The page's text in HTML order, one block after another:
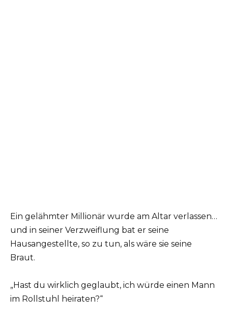
Ein gelähmter Millionär wurde am Altar verlassen…
und in seiner Verzweiflung bat er seine
Hausangestellte, so zu tun, als wäre sie seine
Braut.
„Hast du wirklich geglaubt, ich würde einen Mann
im Rollstuhl heiraten?“